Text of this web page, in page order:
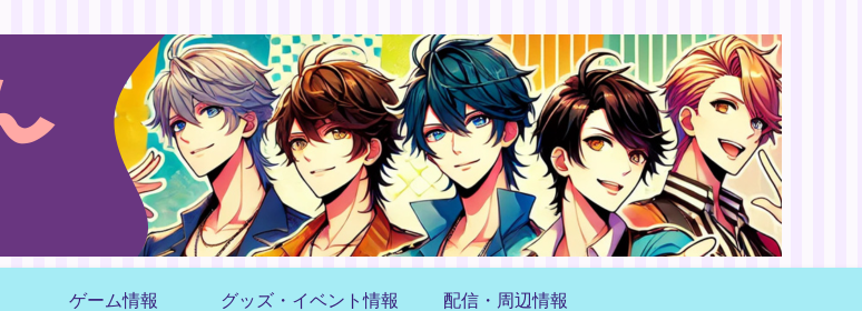
ゲーム情報 グッズ・イベント情報 配信・周辺情報